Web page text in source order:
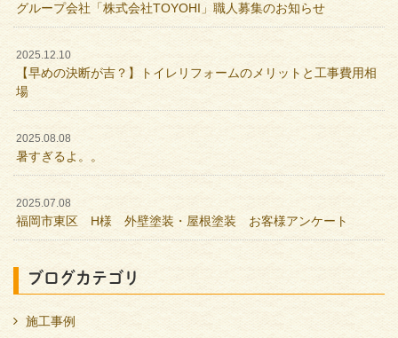
グループ会社「株式会社TOYOHI」職人募集のお知らせ
2025.12.10
【早めの決断が吉？】トイレリフォームのメリットと工事費用相
場
2025.08.08
暑すぎるよ。。
2025.07.08
福岡市東区 H様 外壁塗装・屋根塗装 お客様アンケート
ブログカテゴリ
施工事例